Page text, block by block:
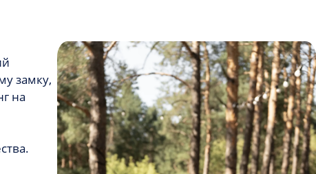
замку,
на